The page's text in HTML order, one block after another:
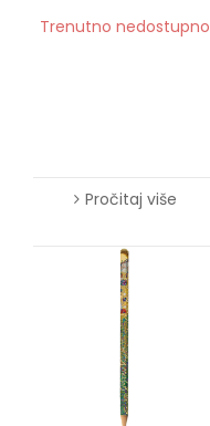
Trenutno nedostupno
Pročitaj više